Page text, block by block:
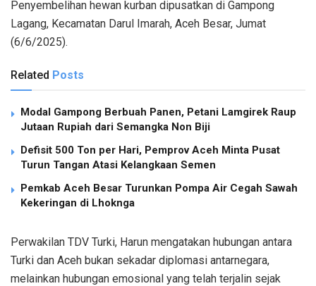
Penyembelihan hewan kurban dipusatkan di Gampong
Lagang, Kecamatan Darul Imarah, Aceh Besar, Jumat
(6/6/2025).
Related Posts
Modal Gampong Berbuah Panen, Petani Lamgirek Raup
Jutaan Rupiah dari Semangka Non Biji
Defisit 500 Ton per Hari, Pemprov Aceh Minta Pusat
Turun Tangan Atasi Kelangkaan Semen
Pemkab Aceh Besar Turunkan Pompa Air Cegah Sawah
Kekeringan di Lhoknga
Perwakilan TDV Turki, Harun mengatakan hubungan antara
Turki dan Aceh bukan sekadar diplomasi antarnegara,
melainkan hubungan emosional yang telah terjalin sejak